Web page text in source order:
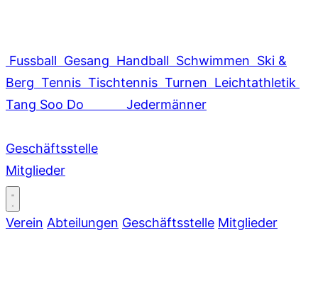
Fussball Gesang Handball Schwimmen Ski &
Berg Tennis Tischtennis Turnen Leichtathletik
Tang Soo Do
Jedermänner
Geschäftsstelle
Mitglieder
Verein Abteilungen Geschäftsstelle Mitglieder